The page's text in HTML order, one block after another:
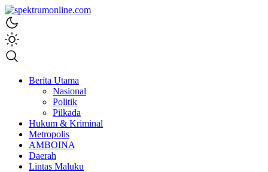
spektrumonline.com
Berita Utama
Nasional
Politik
Pilkada
Hukum & Kriminal
Metropolis
AMBOINA
Daerah
Lintas Maluku